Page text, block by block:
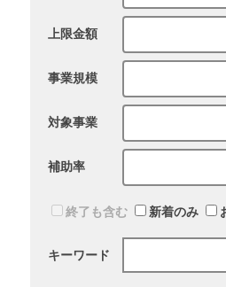
上限金額
事業規模
対象事業
補助率
終了も含む 新着のみ
キーワード